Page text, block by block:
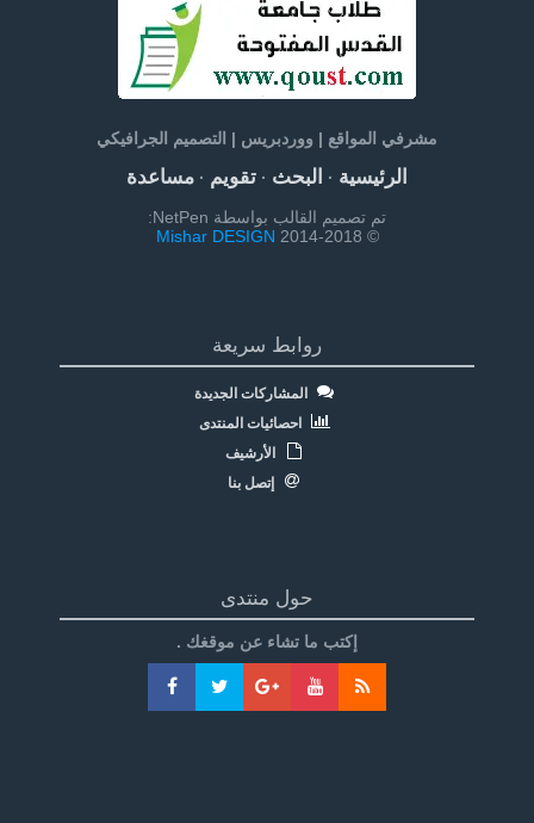
مشرفي المواقع | ووردبريس | التصميم الجرافيكي
الرئيسية· البحث· تقويم· مساعدة
تم تصميم القالب بواسطة NetPen:
© 2014-2018
Mishar DESIGN
روابط سريعة
المشاركات الجديدة
احصائيات المنتدى
الأرشيف
إتصل بنا
حول منتدى
إكتب ما تشاء عن موقغك .